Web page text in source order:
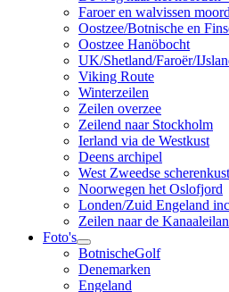
Faroer en walvissen
Oostzee/Botnische en
Oostzee Hanöbocht
UK/Shetland/Faroër/
Viking Route
Winterzeilen
Zeilen overzee
Zeilend naar Stockholm
Ierland via de Westkust
Deens archipel
West Zweedse scherenkust
Noorwegen het Oslofjord
Londen/Zuid Engeland
Zeilen naar de
Foto's
BotnischeGolf
Denemarken
Engeland